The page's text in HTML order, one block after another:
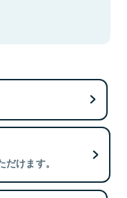
けます。